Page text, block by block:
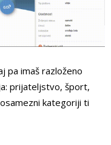
pa imaš razloženo
prijateljstvo, šport,
kategoriji ti